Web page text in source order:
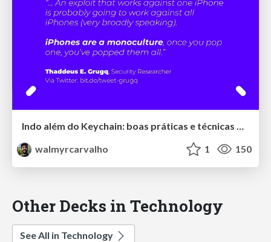
Indo além do Keychain: boas práticas e técnicas modernas de segurança para aplicações iOS
walmyrcarvalho
1 150
Other Decks in Technology
See All in Technology